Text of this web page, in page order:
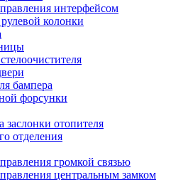
интерфейсом
колонки
бампера
форсунки
отопителя
отделения
громкой связью
центральным замком